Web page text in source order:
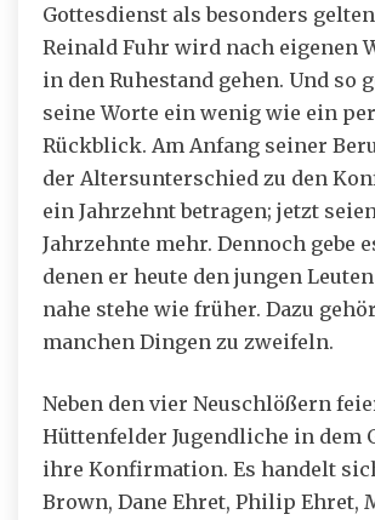
Gottesdienst als besonders
Reinald Fuhr wird nach eigenen
in den Ruhestand gehen. Und so
seine Worte ein wenig wie ein
Rückblick. Am Anfang seiner
der Altersunterschied zu den
ein Jahrzehnt betragen; jetzt
Jahrzehnte mehr. Dennoch gebe
denen er heute den jungen
nahe stehe wie früher. Dazu
manchen Dingen zu zweifeln.
Neben den vier Neuschlößern
Hüttenfelder Jugendliche in dem
ihre Konfirmation. Es handelt
Brown, Dane Ehret, Philip Ehret,